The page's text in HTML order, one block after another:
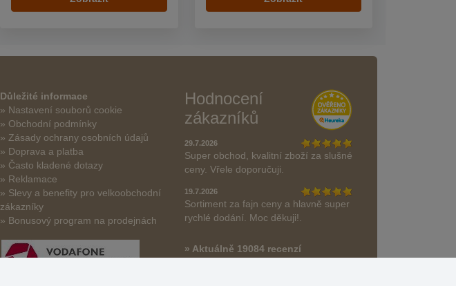
Důležité informace
» Nastavení souborů cookie
» Obchodní podmínky
» Zásady ochrany osobních údajů
» Doprava a platba
» Často kladené dotazy
» Reklamace
» Slevy a benefity pro velkoobchodní
zákazníky
» Bonusový program na prodejnách
Hodnocení
zákazníků
29.7.2026
Super obchod, kvalitní zboží za slušné
ceny. Vřele doporučuji.
19.7.2026
Sortiment za fajn ceny a hlavně super
rychlé dodání. Moc děkuji!.
» Aktuálně 19084 recenzí